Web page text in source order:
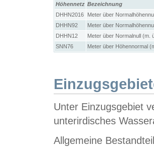
Höhennetz Bezeichnung
DHHN2016
Meter über
DHHN92
Meter über
DHHN12
Meter über Normalnull (m.
SNN76
Meter über Höhennormal
Unter Einzugsgebiet
unterirdisches
Allgemeine